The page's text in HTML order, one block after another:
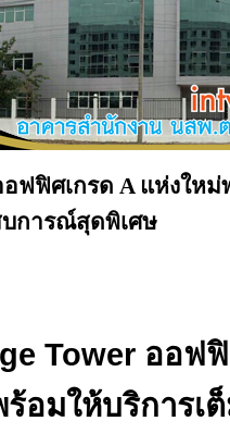
อฟฟิศเกรด A แห่งให
บการณ์สุดพิเศษ
Tower ออฟ
ร้อมให้บริการเ